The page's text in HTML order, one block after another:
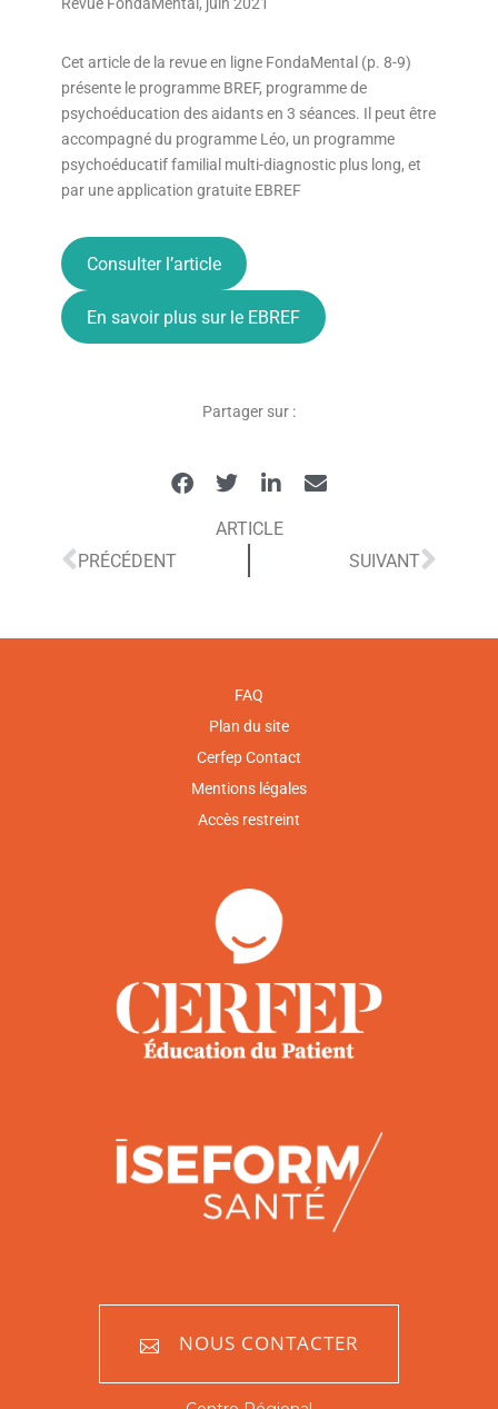
Revue FondaMental, juin 2021
Cet article de la revue en ligne FondaMental (p. 8-9)
présente le programme BREF, programme de
psychoéducation des aidants en 3 séances. Il peut être
accompagné du programme Léo, un programme
psychoéducatif familial multi-diagnostic plus long, et
par une application gratuite EBREF
Consulter l’article
En savoir plus sur le EBREF
Partager sur :
ARTICLE
PRÉCÉDENT
SUIVANT
FAQ
Plan du site
Cerfep Contact
Mentions légales
Accès restreint
NOUS CONTACTER